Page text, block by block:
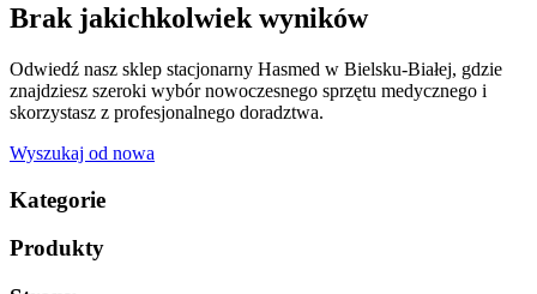
Brak jakichkolwiek wyników
Odwiedź nasz sklep stacjonarny Hasmed w Bielsku-Białej, gdzie
znajdziesz szeroki wybór nowoczesnego sprzętu medycznego i
skorzystasz z profesjonalnego doradztwa.
Wyszukaj od nowa
Kategorie
Produkty